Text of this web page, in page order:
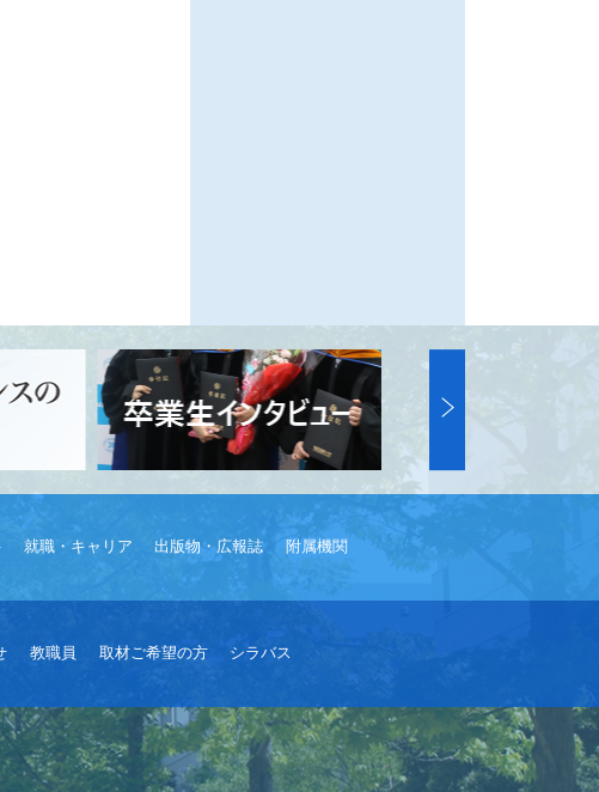
就職・キャリア 出版物・広報誌 附属機関
教職員 取材ご希望の方 シラバス